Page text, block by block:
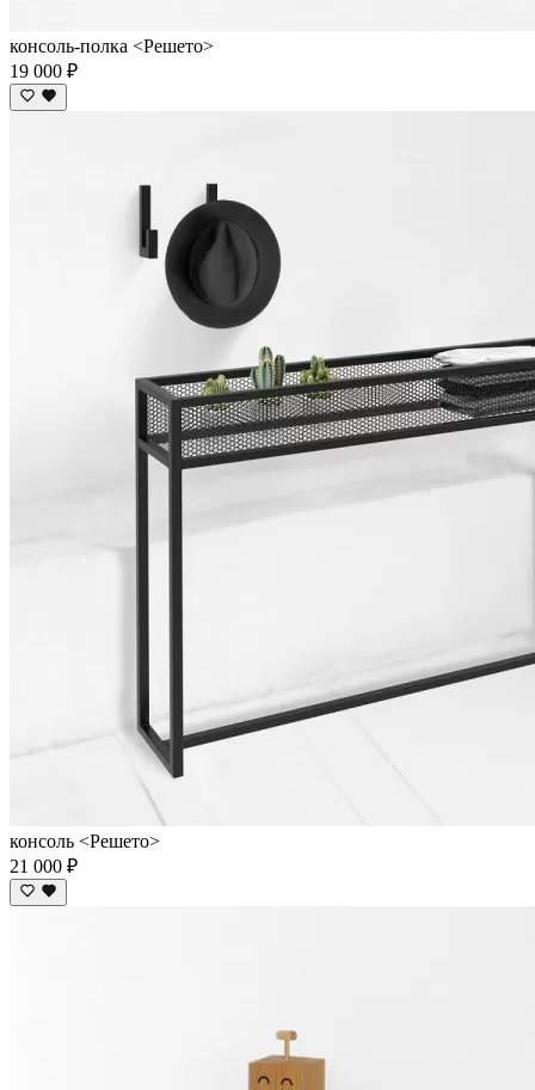
консоль-полка <Решето>
19 000 ₽
консоль <Решето>
21 000 ₽